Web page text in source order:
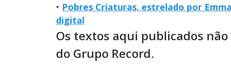
• Pobres Criaturas, estrelado por
digital
Os textos aqui publicados
do Grupo Record.